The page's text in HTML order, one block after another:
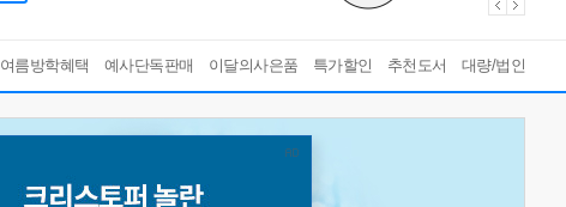
여름방학혜택 예사단독판매 이달의사은품 특가할인 추천도서 대량/법인